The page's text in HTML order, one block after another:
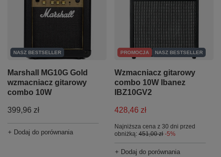
NASZ BESTSELLER
Marshall MG10G Gold
wzmacniacz gitarowy
combo 10W
399,96 zł
+ Dodaj do porównania
PROMOCJA NASZ BESTSELLER
Wzmacniacz gitarowy
combo 10W Ibanez
IBZ10GV2
428,46 zł
Najniższa cena z 30 dni przed
obniżką: 451,00 zł -5%
+ Dodaj do porównania